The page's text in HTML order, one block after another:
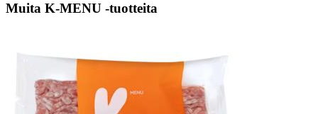
Muita K-MENU -tuotteita